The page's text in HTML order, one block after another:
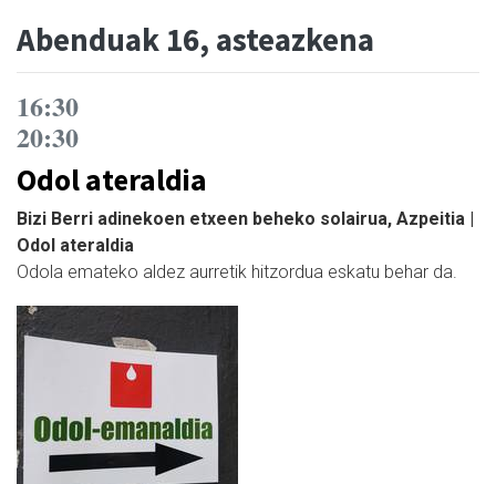
Abenduak 16, asteazkena
16:30
20:30
Odol ateraldia
Bizi Berri adinekoen etxeen beheko solairua, Azpeitia |
Odol ateraldia
Odola emateko aldez aurretik hitzordua eskatu behar da.